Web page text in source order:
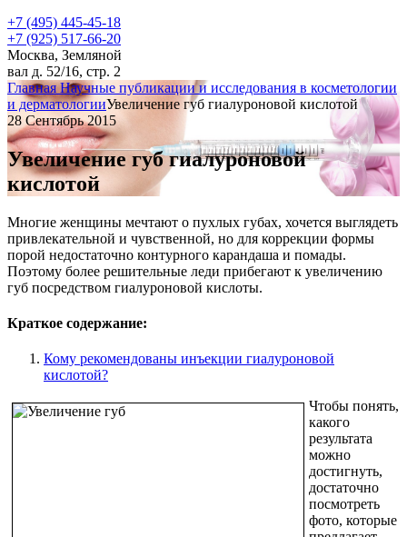
+7 (495) 445-45-18
+7 (925) 517-66-20
Москва, Земляной
вал д. 52/16, стр. 2
ГлавнаяНаучные публикации и исследования в косметологии
и дерматологииУвеличение губ гиалуроновой кислотой
28 Сентябрь 2015
Увеличение губ гиалуроновой
кислотой
Многие женщины мечтают о пухлых губах, хочется выглядеть
привлекательной и чувственной, но для коррекции формы
порой недостаточно контурного карандаша и помады.
Поэтому более решительные леди прибегают к увеличению
губ посредством гиалуроновой кислоты.
Краткое содержание:
Кому рекомендованы инъекции гиалуроновой
кислотой?
Чтобы понять,
какого
результата
можно
достигнуть,
достаточно
посмотреть
фото, которые